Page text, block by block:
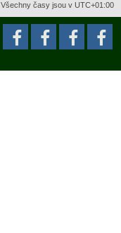
Všechny časy jsou v UTC+01:00